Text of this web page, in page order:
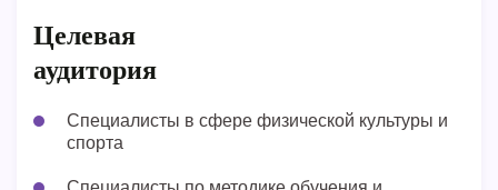
Целевая
аудитория
Специалисты в сфере физической культуры и
спорта